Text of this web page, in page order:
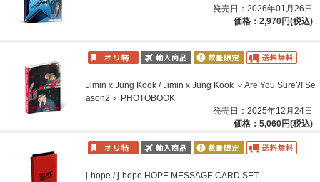
発売日：2026年01月26日
価格：2,970円(税込)
Jimin x Jung Kook / Jimin x Jung Kook ＜Are You Sure?! Se
ason2＞ PHOTOBOOK
発売日：2025年12月24日
価格：5,060円(税込)
j-hope / j-hope HOPE MESSAGE CARD SET